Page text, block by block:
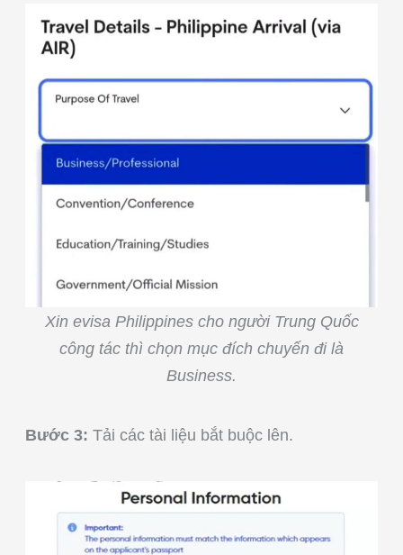
Xin evisa Philippines cho người Trung Quốc
công tác thì chọn mục đích chuyến đi là
Business.
Bước 3: Tải các tài liệu bắt buộc lên.